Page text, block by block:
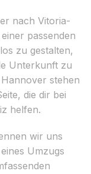
nach Vitoria-
passenden
zu gestalten,
Unterkunft zu
stehen
die dir bei
helfen.
wir uns
Umzugs